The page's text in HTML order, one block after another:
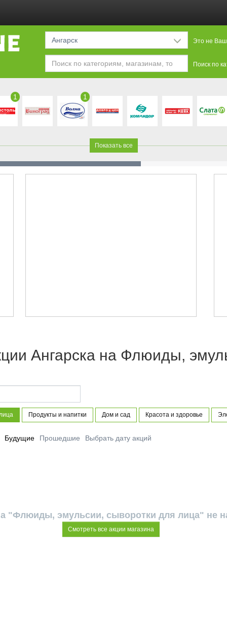
Ангарск Это не Ваш
Поиск по
1 1
Показать все
Ангарска на Флюиды,
Продукты и напитки Дом и сад Красота и здоровье
Будущие Прошедшие Выбрать дату акций
"Флюиды, эмульсии, сыворотки для лица" не
Смотреть все акции магазина